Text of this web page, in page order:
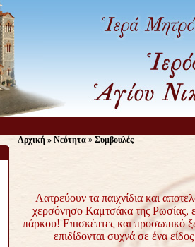
Αρχική » Νεότητα » Συμβουλές
Λατρεύουν τα παιχνίδια και
χερσόνησο Καμτσάκα της Ρωσίας,
πάρκου! Επισκέπτες και προσωπικό
επιδίδονται συχνά σε ένα